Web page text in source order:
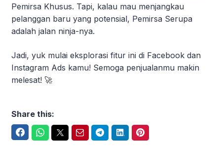
Pemirsa Khusus. Tapi, kalau mau menjangkau
pelanggan baru yang potensial, Pemirsa Serupa
adalah jalan ninja-nya.
Jadi, yuk mulai eksplorasi fitur ini di Facebook dan
Instagram Ads kamu! Semoga penjualanmu makin
melesat! 🚀
Share this: